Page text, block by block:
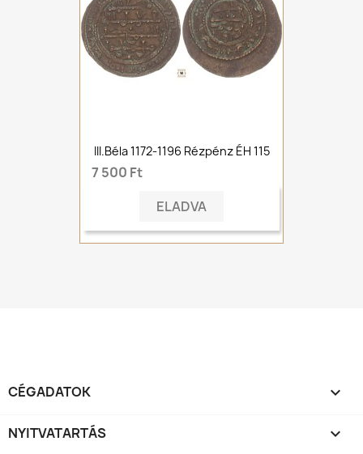
III.Béla 1172-1196 Rézpénz ÉH 115
7 500 Ft
ELADVA
CÉGADATOK 
NYITVATARTÁS 